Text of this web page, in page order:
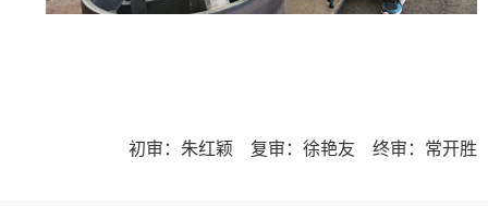
初审：朱红颖 复审：徐艳友 终审：常开胜